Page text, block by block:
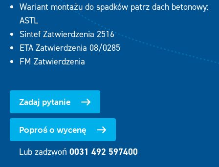
Wariant montażu do spadków patrz dach betonowy:
ASTL
Sintef Zatwierdzenia 2516
ETA Zatwierdzenia 08/0285
FM Zatwierdzenia
Zadaj pytanie
Poproś o wycenę
Lub zadzwoń 0031 492 597400